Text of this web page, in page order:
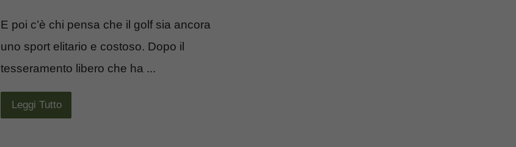
E poi c’è chi pensa che il golf sia ancora
uno sport elitario e costoso. Dopo il
tesseramento libero che ha ...
Leggi Tutto